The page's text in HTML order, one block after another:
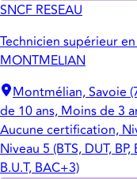
SNCF RESEAU
Technicien supérieur
MONTMELIAN
Montmélian, Savoie
de 10 ans, Moins de 3
Aucune certification,
Niveau 5 (BTS, DUT,
B.U.T, BAC+3)